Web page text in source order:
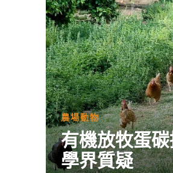
農場動物
有機放牧蛋
學界質疑